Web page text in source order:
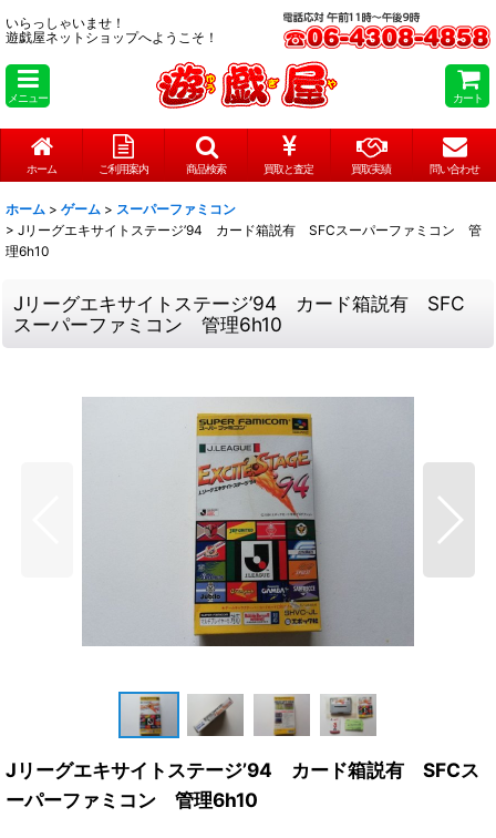
いらっしゃいませ！
遊戯屋ネットショップへようこそ！
メニュー カート
ホーム ご利用案内 商品検索 買取と査定 買取実績 問い合わせ
ホーム > ゲーム > スーパーファミコン
> Jリーグエキサイトステージ’94 カード箱説有 SFCスーパーファミコン 管
理6h10
Jリーグエキサイトステージ’94 カード箱説有 SFC
スーパーファミコン 管理6h10
Jリーグエキサイトステージ’94 カード箱説有 SFCス
ーパーファミコン 管理6h10